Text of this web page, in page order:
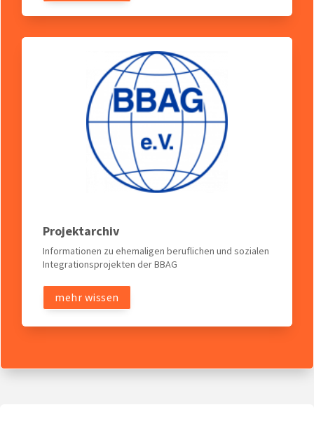
Projektarchiv
Informationen zu ehemaligen beruflichen und sozialen
Integrationsprojekten der BBAG
mehr wissen